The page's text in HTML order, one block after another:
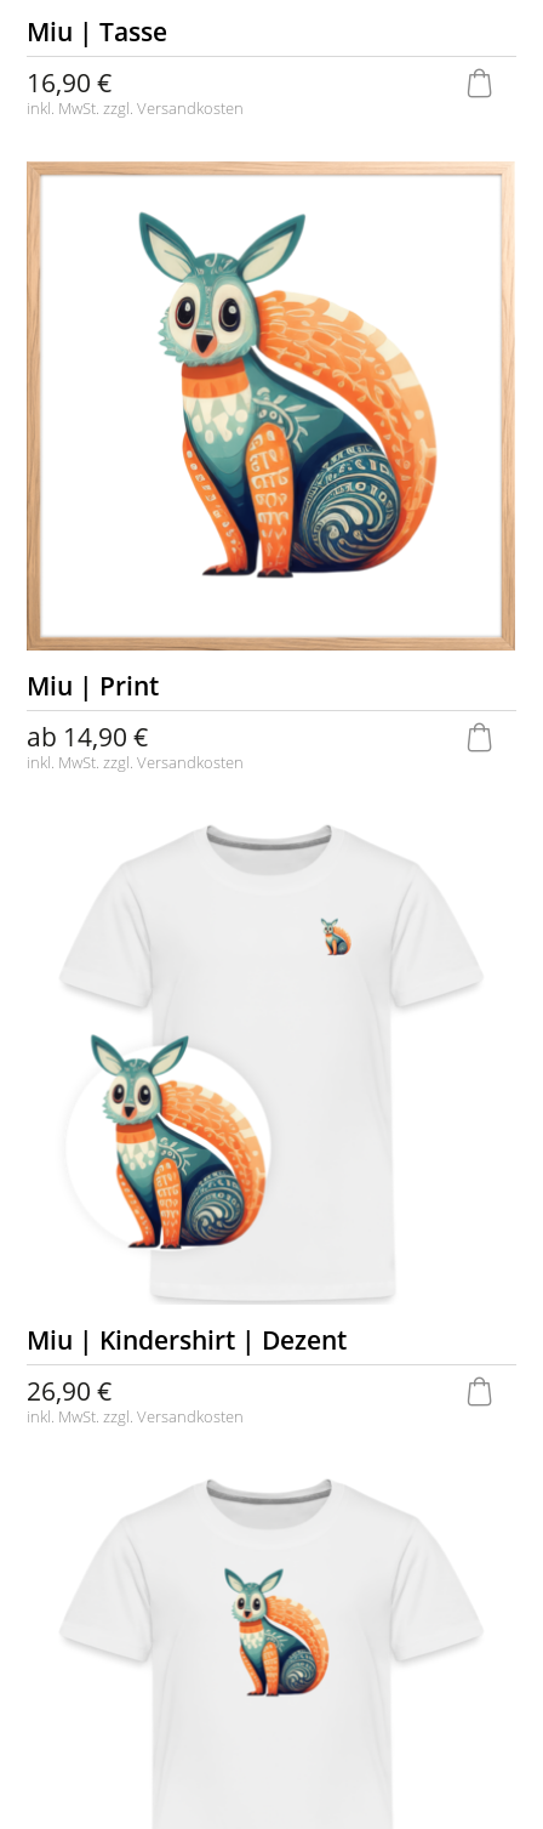
Miu | Tasse
16,90 €
inkl. MwSt. zzgl.Versandkosten
Miu | Print
ab 14,90 €
inkl. MwSt. zzgl.Versandkosten
Miu | Kindershirt | Dezent
26,90 €
inkl. MwSt. zzgl.Versandkosten